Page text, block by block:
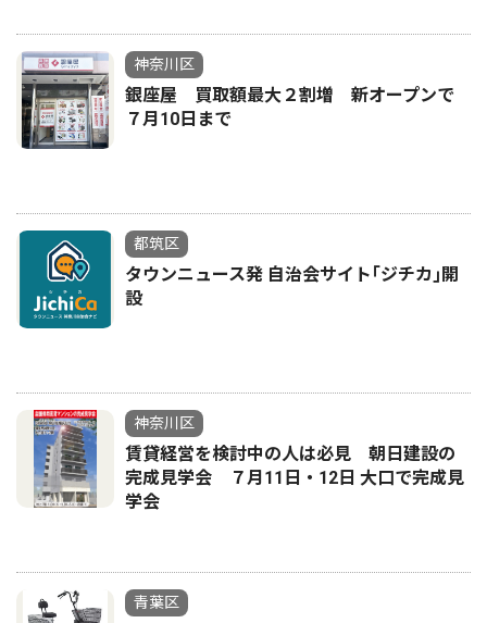
神奈川区
銀座屋 買取額最大２割増 新オープンで
７月10日まで
都筑区
タウンニュース発 自治会サイト｢ジチカ｣開
設
神奈川区
賃貸経営を検討中の人は必見 朝日建設の
完成見学会 ７月11日・12日 大口で完成見
学会
青葉区